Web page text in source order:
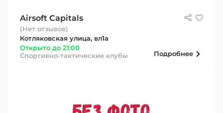
Airsoft Capitals
(Нет отзывов)
Котляковская улица, вл1а
Открыто до 21:00
Спортивно-тактические клубы
Подробнее